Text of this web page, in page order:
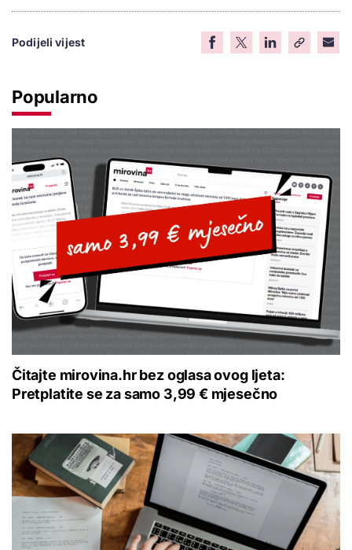
Podijeli vijest
Popularno
Čitajte mirovina.hr bez oglasa ovog ljeta:
Pretplatite se za samo 3,99 € mjesečno